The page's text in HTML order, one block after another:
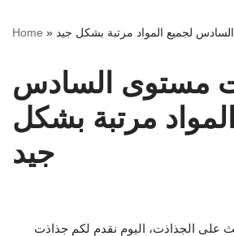
Home » لجميع المواد مرتبة بشكل جيد
مستوى السادس
مرتبة بشكل
جيد
على الجذاذت، اليوم نقدم لكم جذاذت